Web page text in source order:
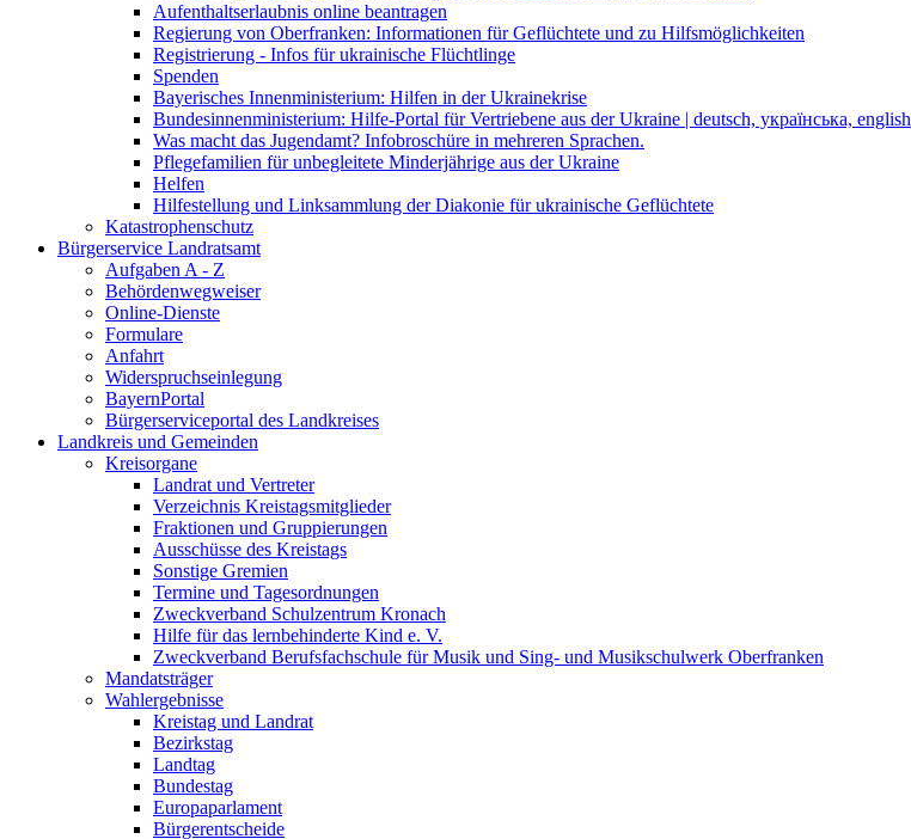
Aufenthaltserlaubnis online beantragen
Regierung von Oberfranken: Informationen für Geflüchtete und zu Hilfsmöglichkeiten
Registrierung - Infos für ukrainische Flüchtlinge
Spenden
Bayerisches Innenministerium: Hilfen in der Ukrainekrise
Bundesinnenministerium: Hilfe-Portal für Vertriebene aus der Ukraine | deutsch, українська, english
Was macht das Jugendamt? Infobroschüre in mehreren Sprachen.
Pflegefamilien für unbegleitete Minderjährige aus der Ukraine
Helfen
Hilfestellung und Linksammlung der Diakonie für ukrainische Geflüchtete
Katastrophenschutz
Bürgerservice Landratsamt
Aufgaben A - Z
Behördenwegweiser
Online-Dienste
Formulare
Anfahrt
Widerspruchseinlegung
BayernPortal
Bürgerserviceportal des Landkreises
Landkreis und Gemeinden
Kreisorgane
Landrat und Vertreter
Verzeichnis Kreistagsmitglieder
Fraktionen und Gruppierungen
Ausschüsse des Kreistags
Sonstige Gremien
Termine und Tagesordnungen
Zweckverband Schulzentrum Kronach
Hilfe für das lernbehinderte Kind e. V.
Zweckverband Berufsfachschule für Musik und Sing- und Musikschulwerk Oberfranken
Mandatsträger
Wahlergebnisse
Kreistag und Landrat
Bezirkstag
Landtag
Bundestag
Europaparlament
Bürgerentscheide